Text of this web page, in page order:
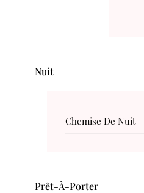
Nuit
Chemise De Nuit
Prêt-À-Porter